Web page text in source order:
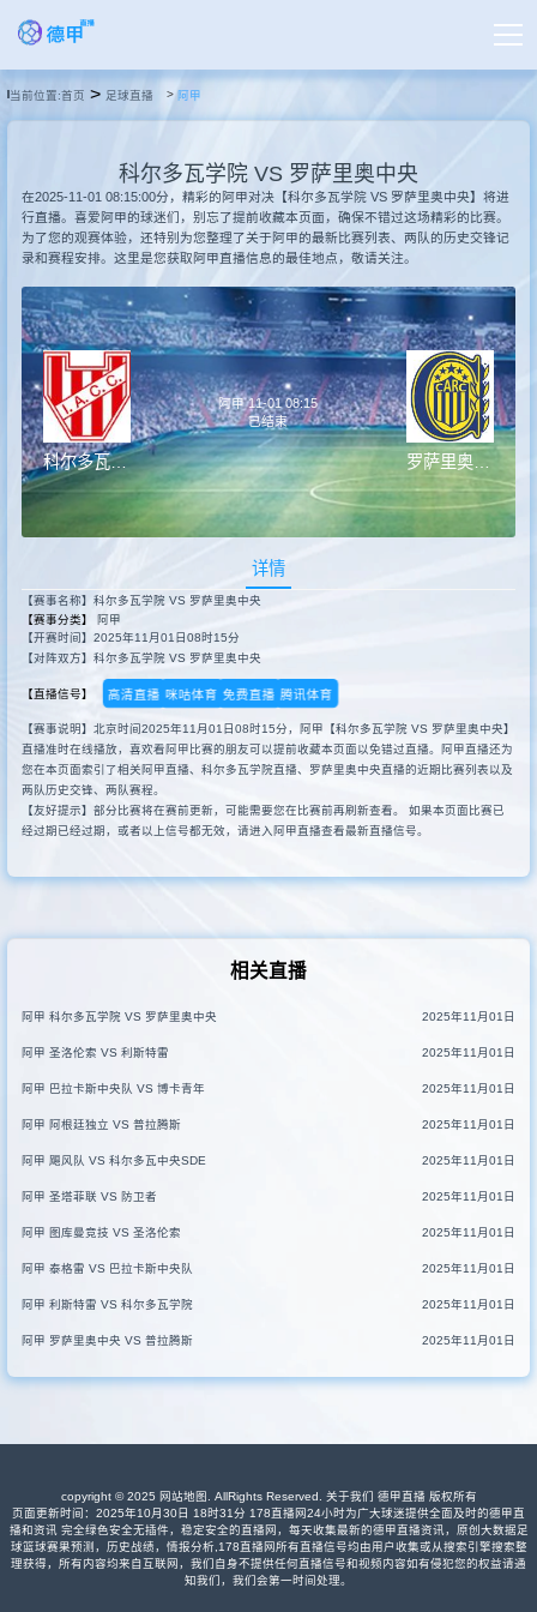
德甲直播
足球直播
篮球直播
德甲录像
德甲新闻
当前位置:首页 > 足球直播 阿甲
科尔多瓦学院 VS 罗萨里奥中央
在2025-11-01 08:15:00分，精彩的阿甲对决【科尔多瓦学院 VS 罗萨里奥中央】将进
行直播。喜爱阿甲的球迷们，别忘了提前收藏本页面，确保不错过这场精彩的比赛。
为了您的观赛体验，还特别为您整理了关于阿甲的最新比赛列表、两队的历史交锋记
录和赛程安排。这里是您获取阿甲直播信息的最佳地点，敬请关注。
科尔多瓦学院
阿甲 11-01 08:15
已结束
详情
【赛事名称】科尔多瓦学院 VS 罗萨里奥中央
【赛事分类】
阿甲
【开赛时间】2025年11月01日08时15分
【对阵双方】科尔多瓦学院 VS 罗萨里奥中央
【直播信号】 高清直播 咪咕体育 免费直播 腾讯体育
【赛事说明】北京时间2025年11月01日08时15分，阿甲【科尔多瓦学院 VS 罗萨里奥中央】
直播准时在线播放，喜欢看阿甲比赛的朋友可以提前收藏本页面以免错过直播。阿甲直播还为
您在本页面索引了相关阿甲直播、科尔多瓦学院直播、罗萨里奥中央直播的近期比赛列表以及
两队历史交锋、两队赛程。
【友好提示】部分比赛将在赛前更新，可能需要您在比赛前再刷新查看。 如果本页面比赛已
经过期已经过期，或者以上信号都无效，请进入阿甲直播查看最新直播信号。
相关直播
阿甲 科尔多瓦学院 VS 罗萨里奥中央 2025年11月01日
阿甲 圣洛伦索 VS 利斯特雷 2025年11月01日
阿甲 巴拉卡斯中央队 VS 博卡青年 2025年11月01日
阿甲 阿根廷独立 VS 普拉腾斯 2025年11月01日
阿甲 飓风队 VS 科尔多瓦中央SDE 2025年11月01日
阿甲 圣塔菲联 VS 防卫者 2025年11月01日
阿甲 图库曼竞技 VS 圣洛伦索 2025年11月01日
阿甲 泰格雷 VS 巴拉卡斯中央队 2025年11月01日
阿甲 利斯特雷 VS 科尔多瓦学院 2025年11月01日
阿甲 罗萨里奥中央 VS 普拉腾斯 2025年11月01日
copyright © 2025 网站地图 . AllRights Reserved. 关于我们 德甲直播 版权所有
页面更新时间：2025年10月30日 18时31分 178直播网24小时为广大球迷提供全面及时的德甲直
播和资讯 完全绿色安全无插件，稳定安全的直播网，每天收集最新的德甲直播资讯，原创大数据足
球篮球赛果预测，历史战绩，情报分析,178直播网所有直播信号均由用户收集或从搜索引擎搜索整
理获得，所有内容均来自互联网，我们自身不提供任何直播信号和视频内容如有侵犯您的权益请通
知我们，我们会第一时间处理。